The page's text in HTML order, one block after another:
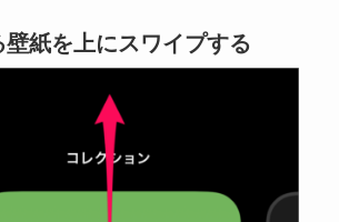
壁紙を上にスワイプする